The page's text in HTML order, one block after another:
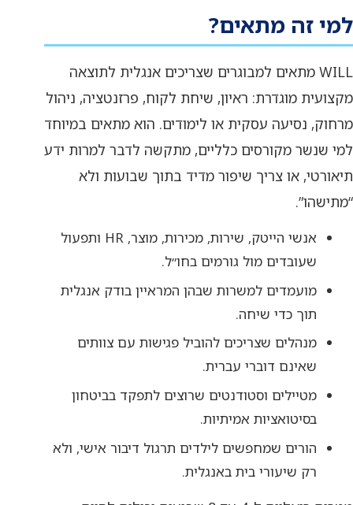
למי זה מתאים?
WILL מתאים למבוגרים שצריכים אנגלית לתוצאה
מקצועית מוגדרת: ראיון, שיחת לקוח, פרזנטציה, ניהול
מרחוק, נסיעה עסקית או לימודים. הוא מתאים במיוחד
למי שנשר מקורסים כלליים, מתקשה לדבר למרות ידע
תיאורטי, או צריך שיפור מדיד בתוך שבועות ולא
“מתישהו”.
אנשי הייטק, שירות, מכירות, מוצר, HR ותפעול
שעובדים מול גורמים בחו״ל.
מועמדים למשרות שבהן המראיין בודק אנגלית
תוך כדי שיחה.
מנהלים שצריכים להוביל פגישות עם צוותים
שאינם דוברי עברית.
מטיילים וסטודנטים שרוצים לתפקד בביטחון
בסיטואציות אמיתיות.
הורים שמחפשים לילדים תרגול דיבור אישי, ולא
רק שיעורי בית באנגלית.